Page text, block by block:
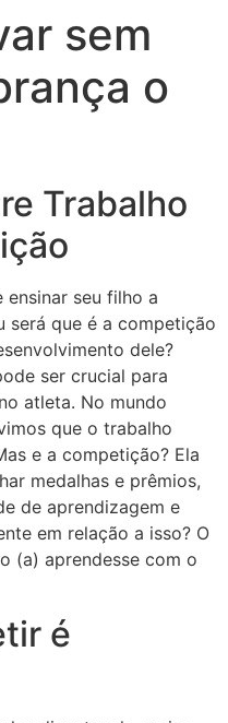
sem
o
Trabalho
ensinar seu filho a
será que é a competição
dele?
ser crucial para
atleta. No mundo
que o trabalho
e a competição? Ela
medalhas e prêmios,
de aprendizagem e
em relação a isso? O
(a) aprendesse com o
é